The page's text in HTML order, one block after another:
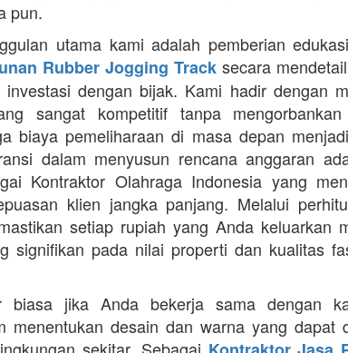
pun.
utama kami adalah pemberian
Rubber Jogging Track secara
dengan bijak. Kami hadir dengan
sangat kompetitif tanpa mengorbankan
biaya pemeliharaan di masa depan
dalam menyusun rencana anggaran
Kontraktor Olahraga Indonesia yang
klien jangka panjang. Melalui
setiap rupiah yang Anda keluarkan
signifikan pada nilai properti dan kualitas
biasa jika Anda bekerja sama dengan
menentukan desain dan warna yang dapat